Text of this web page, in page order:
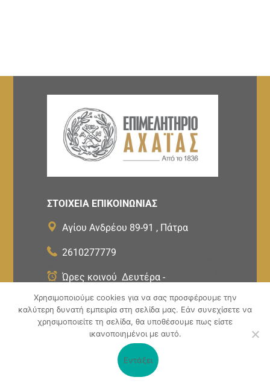
ΣΤΟΙΧΕΙΑ ΕΠΙΚΟΙΝΩΝΙΑΣ
Αγίου Ανδρέου 89-91 , Πάτρα
2610277779
Ώρες κοινού Δευτέρα -
Παρασκευή : 08:00-14:00
Copyright ©2026 Powered by
Knowledge A.E
Χρησιμοποιούμε cookies για να σας προσφέρουμε την
καλύτερη δυνατή εμπειρία στη σελίδα μας. Εάν συνεχίσετε να
χρησιμοποιείτε τη σελίδα, θα υποθέσουμε πως είστε
ικανοποιημένοι με αυτό.
Εντάξει